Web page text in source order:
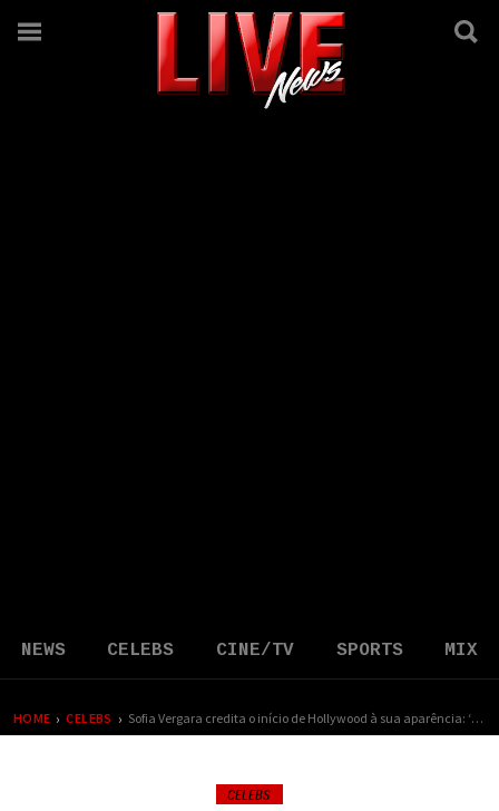
NEWS CELEBS CINE/TV SPORTS MIX
HOME › CELEBS › Sofia Vergara credita o início de Hollywood à sua aparência: ‘Meu corpo abriu portas para mim’
CELEBS